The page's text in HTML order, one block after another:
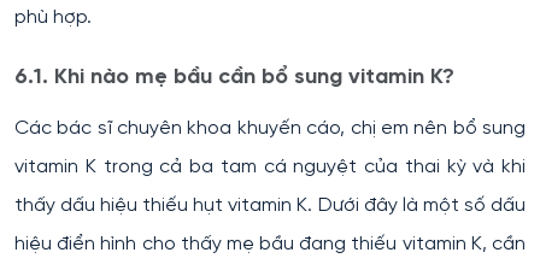
phù hợp.
6.1. Khi nào mẹ bầu cần bổ sung vitamin K?
Các bác sĩ chuyên khoa khuyến cáo, chị em nên bổ sung
vitamin K trong cả ba tam cá nguyệt của thai kỳ và khi
thấy dấu hiệu thiếu hụt vitamin K. Dưới đây là một số dấu
hiệu điển hình cho thấy mẹ bầu đang thiếu vitamin K, cần